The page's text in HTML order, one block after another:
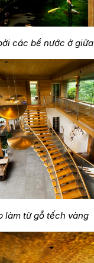
các bể nước ở giữa
làm từ gỗ tếch vàng